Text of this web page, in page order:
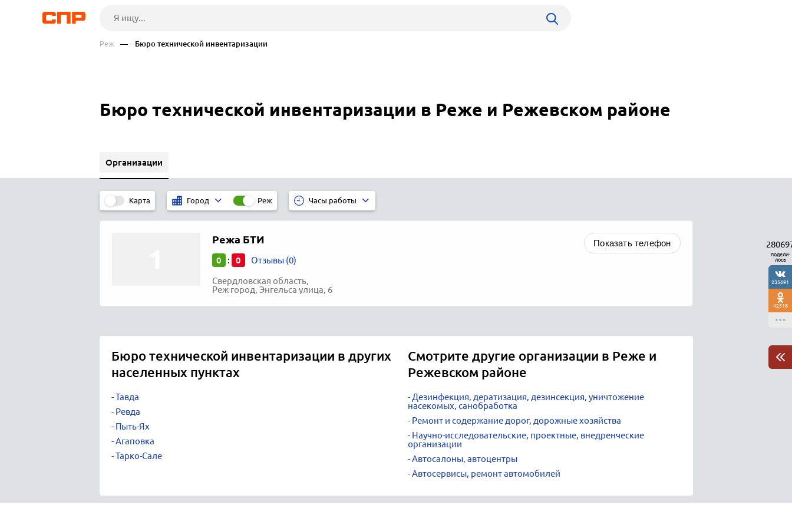
Реж — Бюро технической инвентаризации
Бюро технической инвентаризации в Реже и Режевском районе
Организации
Карта Город Реж Часы работы
Режа БТИ
0 : 0 Отзывы (0)
Свердловская область,
Реж город, Энгельса улица, 6
Показать телефон
Бюро технической инвентаризации в других
населенных пунктах
Тавда
Ревда
Пыть-Ях
Агаповка
Тарко-Сале
Смотрите другие организации в Реже и
Режевском районе
Дезинфекция, дератизация, дезинсекция, уничтожение
насекомых, санобработка
Ремонт и содержание дорог, дорожные хозяйства
Научно-исследовательские, проектные, внедренческие
организации
Автосалоны, автоцентры
Автосервисы, ремонт автомобилей
подели-
лось
235691
42518